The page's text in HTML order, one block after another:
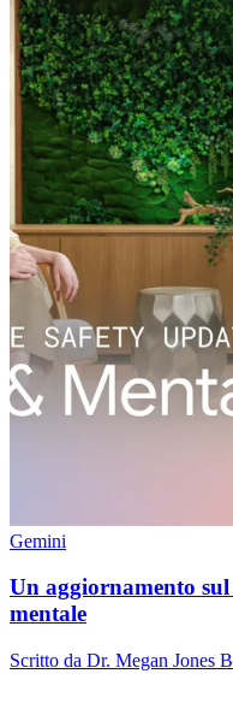
Gemini
Un aggiornamento
mentale
Scritto da Dr. Megan Jones